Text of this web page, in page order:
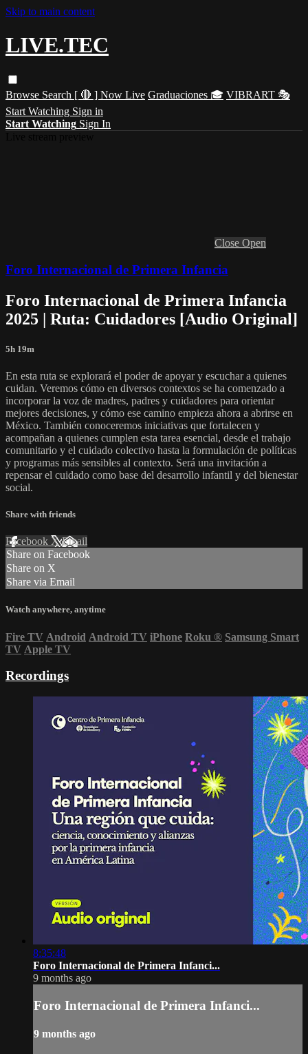
Skip to main content
LIVE.TEC
Browse Search [ 🔴 ] Now Live Graduaciones 🎓 VIBRART 🎭
Start Watching Sign in
Start Watching Sign In
Close Open
Foro Internacional de Primera Infancia
Foro Internacional de Primera Infancia
2025 | Ruta: Cuidadores [Audio Original]
5h 19m
En esta ruta se explorará el poder de apoyar y escuchar a quienes
cuidan. Veremos cómo en diversos contextos se ha comenzado a
incorporar la voz de madres, padres y cuidadores para orientar
mejores decisiones, y cómo ese camino empieza ahora a abrirse en
México. También conoceremos iniciativas que fortalecen y
acompañan a quienes cumplen esta tarea esencial, desde el trabajo
comunitario y el cuidado colectivo hasta la formulación de políticas
y programas más sensibles al contexto. Será una invitación a
repensar el cuidado como base del desarrollo infantil y del bienestar
social.
Share with friends
Facebook XEmail
Share on Facebook
Share on X
Share via Email
Watch anywhere, anytime
Fire TV Android Android TV iPhone Roku ® Samsung Smart
TV Apple TV
Recordings
8:35:48
Foro Internacional de Primera Infanci...
9 months ago
Foro Internacional de Primera Infanci...
9 months ago